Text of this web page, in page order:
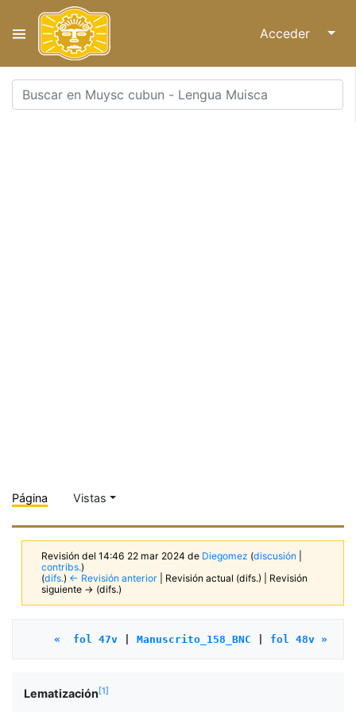
Acceder ↓
Página Vistas
Revisión del 14:46 22 mar 2024 de Diegomez (discusión
contribs.)
(difs.) ← Revisión anterior | Revisión actual (difs.) | Revisión
siguiente → (difs.)
«  fol 47v Manuscrito_158_BNC fol 48v »
Lematización[1]